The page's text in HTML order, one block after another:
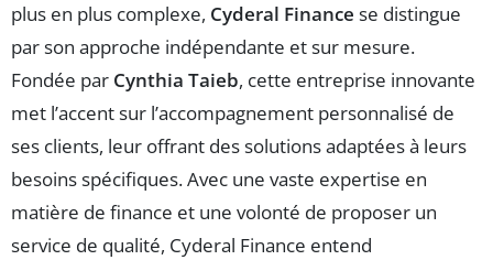
plus en plus complexe, Cyderal Finance se distingue
par son approche indépendante et sur mesure.
Fondée par Cynthia Taieb, cette entreprise innovante
met l’accent sur l’accompagnement personnalisé de
ses clients, leur offrant des solutions adaptées à leurs
besoins spécifiques. Avec une vaste expertise en
matière de finance et une volonté de proposer un
service de qualité, Cyderal Finance entend